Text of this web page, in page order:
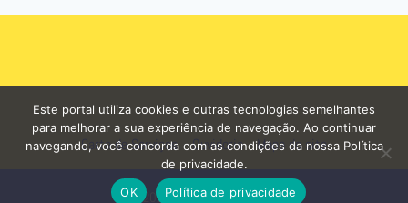
Carta de Serviços Ouvidoria Mapa do site
© 2026 - Prefeitura de Curuá
Este portal utiliza cookies e outras tecnologias semelhantes
para melhorar a sua experiência de navegação. Ao continuar
navegando, você concorda com as condições da nossa Política
de privacidade.
OK
Política de privacidade